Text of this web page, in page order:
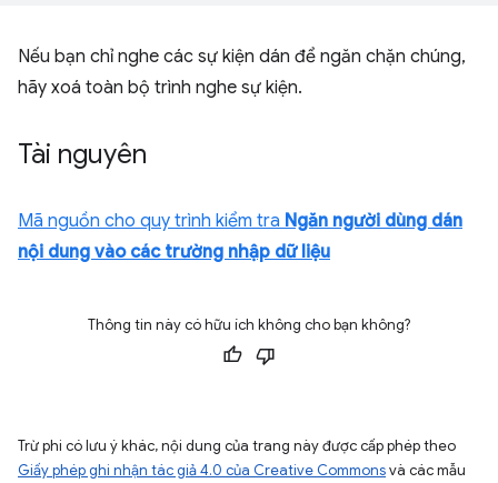
Nếu bạn chỉ nghe các sự kiện dán để ngăn chặn chúng,
hãy xoá toàn bộ trình nghe sự kiện.
Tài nguyên
Mã nguồn cho quy trình kiểm tra Ngăn người dùng dán
nội dung vào các trường nhập dữ liệu
Thông tin này có hữu ích không cho bạn không?
Trừ phi có lưu ý khác, nội dung của trang này được cấp phép theo
Giấy phép ghi nhận tác giả 4.0 của Creative Commonsvà các mẫu